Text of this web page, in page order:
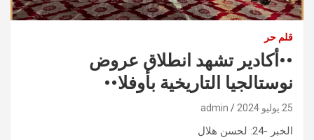
قلم حر
••أكادير تشهد انطلاق عروض
نوستالجيا التاريخية بأوفلا••
25 يوليو 2024 admin
الخبر -24: لحسن هلال